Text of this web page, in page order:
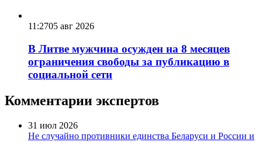
11:2705 авг 2026
В Литве мужчина осужден на 8 месяцев
ограничения свободы за публикацию в
социальной сети
Комментарии экспертов
31 июл 2026
Не случайно противники единства Беларуси и России и